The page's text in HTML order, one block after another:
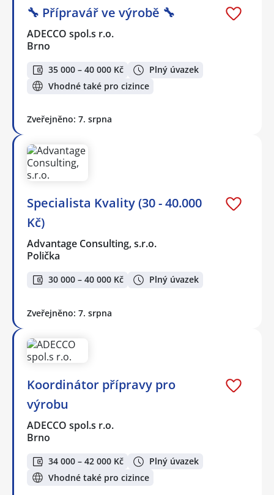
🔧 Přípravář ve výrobě 🔧
ADECCO spol.s r.o.
Brno
35 000 – 40 000 Kč
Plný úvazek
Vhodné také pro cizince
Zveřejněno: 7. srpna
Specialista Kvality (30 - 40.000
Kč)
Advantage Consulting, s.r.o.
Polička
30 000 – 40 000 Kč Plný úvazek
Zveřejněno: 7. srpna
Koordinátor přípravy pro
výrobu
ADECCO spol.s r.o.
Brno
34 000 – 42 000 Kč
Plný úvazek
Vhodné také pro cizince